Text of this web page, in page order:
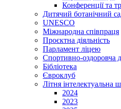
Конференції та
Дитячий ботанічний
UNESCO
Міжнародна співпраця
Проєктна діяльність
Парламент ліцею
Спортивно-оздоровча
Бібліотека
Євроклуб
Літня інтелектуальна
2024
2023